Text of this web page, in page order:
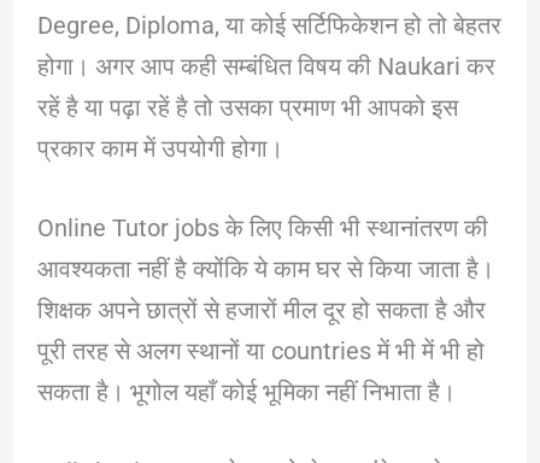
Degree, Diploma, या कोई सर्टिफिकेशन हो तो बेहतर
होगा। अगर आप कही सम्बंधित विषय की Naukari कर
रहें है या पढ़ा रहें है तो उसका प्रमाण भी आपको इस
प्रकार काम में उपयोगी होगा।
Online Tutor jobs के लिए किसी भी स्थानांतरण की
आवश्यकता नहीं है क्योंकि ये काम घर से किया जाता है।
शिक्षक अपने छात्रों से हजारों मील दूर हो सकता है और
पूरी तरह से अलग स्थानों या countries में भी में भी हो
सकता है। भूगोल यहाँ कोई भूमिका नहीं निभाता है।